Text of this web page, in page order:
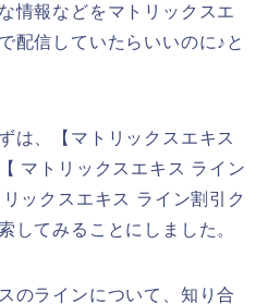
情報などをマトリックスエ
配信していたらいいのに♪と
は、【マトリックスエキス
マトリックスエキス ライン
ックスエキス ライン割引ク
してみることにしました。
のラインについて、知り合